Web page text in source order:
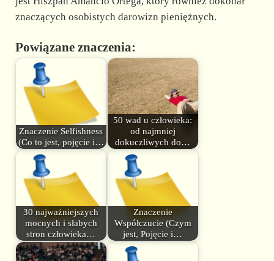
znaczących osobistych darowizn pieniężnych.
Powiązane znaczenia:
Znaczenie Selfishness
(Co to jest, pojęcie i…
50 wad u człowieka:
od najmniej
dokuczliwych do…
30 najważniejszych
mocnych i słabych
stron człowieka…
Znaczenie
Współczucie (Czym
jest, Pojęcie i…